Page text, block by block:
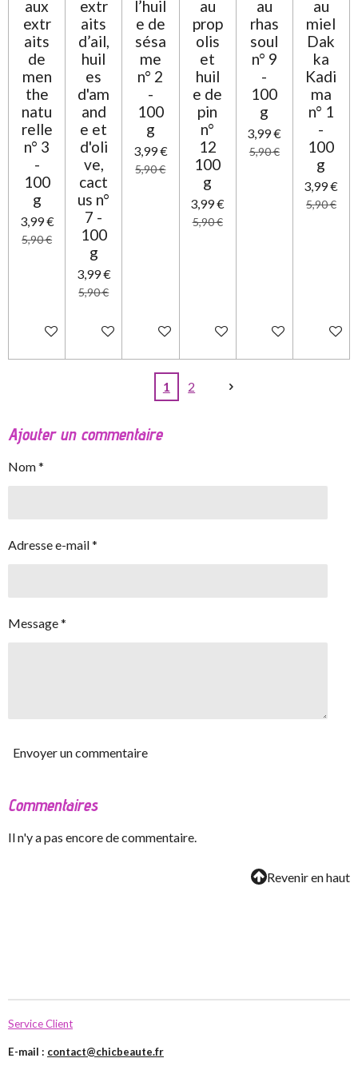
aux
extr
aits
de
men
the
natu
relle
n° 3
-
100
g
3,99 €
5,90 €
Ajouter au panier
extr
aits
d’ail,
huil
es
d'am
and
e et
d'oli
ve,
cact
us n°
7 -
100
g
3,99 €
5,90 €
Ajouter au panier
l’huil
e de
sésa
me
n° 2
-
100
g
3,99 €
5,90 €
Ajouter au panier
au
prop
olis
et
huil
e de
pin
n°
12
100
g
3,99 €
5,90 €
Ajouter au panier
au
rhas
soul
n° 9
-
100
g
3,99 €
5,90 €
Ajouter au panier
au
miel
Dak
ka
Kadi
ma
n° 1
-
100
g
3,99 €
5,90 €
Ajouter
1 2
Ajouter un commentaire
Nom *
Adresse e-mail *
Message *
Envoyer un commentaire
Commentaires
Il n'y a pas encore de commentaire.
Revenir en haut
Service Client
E-mail : contact@chicbeaute.fr